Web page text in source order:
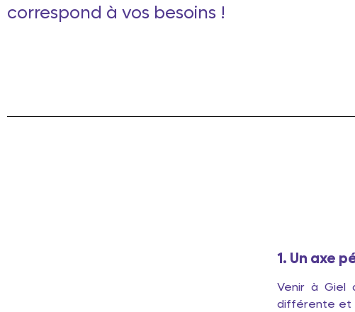
correspond à vos besoins !
1. Un axe
Venir à Giel
différente et